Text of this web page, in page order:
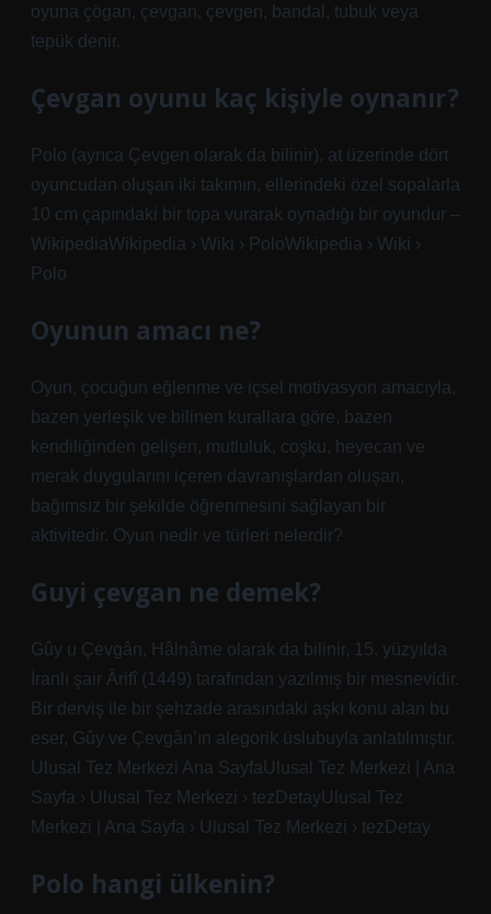
oyuna çögan, çevgan, çevgen, bandal, tubuk veya
tepük denir.
Çevgan oyunu kaç kişiyle oynanır?
Polo (ayrıca Çevgen olarak da bilinir), at üzerinde dört
oyuncudan oluşan iki takımın, ellerindeki özel sopalarla
10 cm çapındaki bir topa vurarak oynadığı bir oyundur –
WikipediaWikipedia › Wiki › PoloWikipedia › Wiki ›
Polo
Oyunun amacı ne?
Oyun, çocuğun eğlenme ve içsel motivasyon amacıyla,
bazen yerleşik ve bilinen kurallara göre, bazen
kendiliğinden gelişen, mutluluk, coşku, heyecan ve
merak duygularını içeren davranışlardan oluşan,
bağımsız bir şekilde öğrenmesini sağlayan bir
aktivitedir. Oyun nedir ve türleri nelerdir?
Guyi çevgan ne demek?
Gûy u Çevgân, Hâlnâme olarak da bilinir, 15. yüzyılda
İranlı şair Ârifî (1449) tarafından yazılmış bir mesnevidir.
Bir derviş ile bir şehzade arasındaki aşkı konu alan bu
eser, Gûy ve Çevgân’ın alegorik üslubuyla anlatılmıştır.
Ulusal Tez Merkezi Ana SayfaUlusal Tez Merkezi | Ana
Sayfa › Ulusal Tez Merkezi › tezDetayUlusal Tez
Merkezi | Ana Sayfa › Ulusal Tez Merkezi › tezDetay
Polo hangi ülkenin?